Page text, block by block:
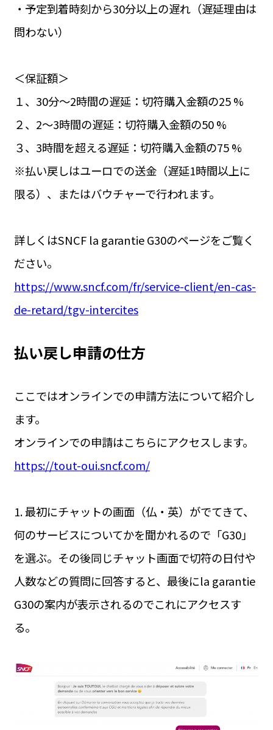
・予定到着時刻から30分以上の遅れ（遅延理由は
問わない）
＜保証額＞
１、30分〜2時間の遅延：切符購入金額の25 %
２、2〜3時間の遅延：切符購入金額の50 %
３、3時間を超える遅延：切符購入金額の75 %
※払い戻しはユーロでの送金（遅延1時間以上に
限る）、またはバウチャーで行われます。
詳しくはSNCF la garantie G30のページをご覧く
ださい。
https://www.sncf.com/fr/service-client/en-cas-
de-retard/tgv-intercites
払い戻し申請の仕方
ここではオンラインでの申請方法について紹介し
ます。
オンラインでの申請はこちらにアクセスします。
https://tout-oui.sncf.com/
1. 最初にチャットの画面（仏・英）がでてきて、
何のサービスについてかを聞かれるので「G30」
を選ぶ。その後同じチャット画面で切符の日付や
人数などの質問に回答すると、最後にla garantie
G30の案内が表示されるのでこれにアクセスす
る。